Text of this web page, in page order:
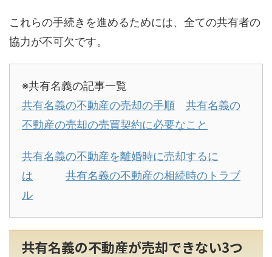
これらの手続きを進めるためには、全ての共有者の
協力が不可欠です。
※共有名義の記事一覧
共有名義の不動産の売却の手順
共有名義の
不動産の売却の売買契約に必要なこと
共有名義の不動産を離婚時に売却するに
は
共有名義の不動産の相続時のトラブ
ル
共有名義の不動産が売却できない3つ